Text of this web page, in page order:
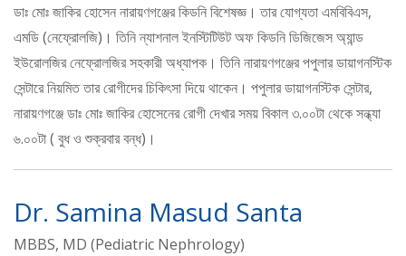
ডাঃ মোঃ জাকির হোসেন নারায়ণগঞ্জের কিডনি বিশেষজ্ঞ। তার যোগ্যতা এমবিবিএস,
এমডি (নেফ্রোলজি)। তিনি ন্যাশনাল ইনস্টিটিউট অফ কিডনি ডিজিজেস অ্যান্ড
ইউরোলজির নেফ্রোলজির সহকারী অধ্যাপক। তিনি নারায়ণগঞ্জের পপুলার ডায়াগনস্টিক
সেন্টারে নিয়মিত তার রোগীদের চিকিৎসা দিয়ে থাকেন। পপুলার ডায়াগনস্টিক সেন্টার,
নারায়ণগঞ্জে ডাঃ মোঃ জাকির হোসেনের রোগী দেখার সময় বিকাল ৩.০০টা থেকে সন্ধ্যা
৬.০০টা ( বুধ ও শুক্রবার বন্ধ)।
Dr. Samina Masud Santa
MBBS, MD (Pediatric Nephrology)